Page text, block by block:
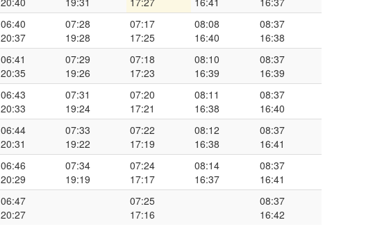
06:40
20:37
07:28
19:28
07:17
17:25
08:08
16:40
08:37
16:38
06:41
20:35
07:29
19:26
07:18
17:23
08:10
16:39
08:37
16:39
06:43
20:33
07:31
19:24
07:20
17:21
08:11
16:38
08:37
16:40
06:44
20:31
07:33
19:22
07:22
17:19
08:12
16:38
08:37
16:41
06:46
20:29
07:34
19:19
07:24
17:17
08:14
16:37
08:37
16:41
06:47
20:27
07:25
17:16
08:37
16:42